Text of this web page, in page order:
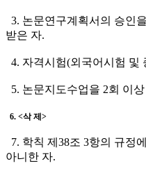
3. 논문연구계획서의 승인
받은 자.
4. 자격시험(외국어시험 및
5. 논문지도수업을 2회 이
6. <삭 제>
7. 학칙 제38조 3항의 규정
아니한 자.